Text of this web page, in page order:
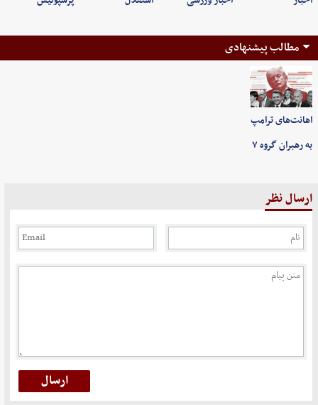
مطالب پیشنهادی
اهانت‌های ترامپ
به رهبران گروه ۷
ارسال نظر